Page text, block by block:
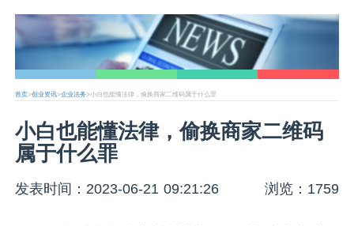
首页>创业资讯>企业法务>小白也能懂法律，偷换商家二维码属于什么罪
小白也能懂法律，偷换商家二维码
属于什么罪
发表时间：2023-06-21 09:21:26 浏览：1759